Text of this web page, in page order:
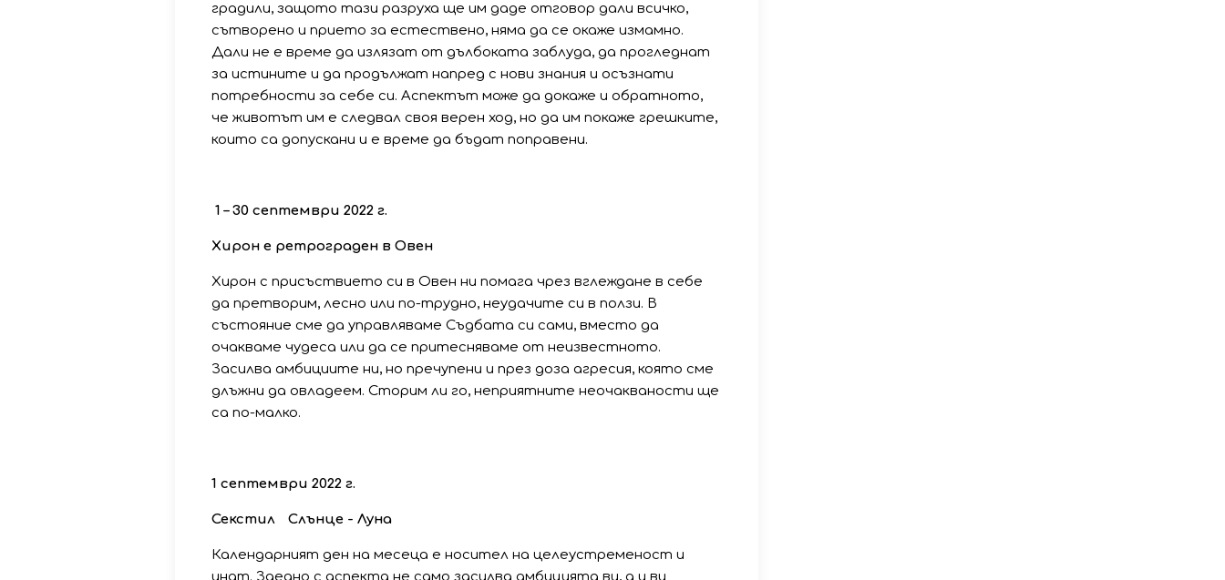
градили, защото тази разруха ще им даде отговор дали всичко,
сътворено и прието за естествено, няма да се окаже измамно.
Дали не е време да излязат от дълбоката заблуда, да прогледнат
за истините и да продължат напред с нови знания и осъзнати
потребности за себе си. Аспектът може да докаже и обратното,
че животът им е следвал своя верен ход, но да им покаже грешките,
които са допускани и е време да бъдат поправени.
1–30 септември 2022 г.
Хирон е ретрограден в Овен
Хирон с присъствието си в Овен ни помага чрез вглеждане в себе
да претворим, лесно или по-трудно, неудачите си в ползи. В
състояние сме да управляваме Съдбата си сами, вместо да
очакваме чудеса или да се притесняваме от неизвестното.
Засилва амбициите ни, но пречупени и през доза агресия, която сме
длъжни да овладеем. Сторим ли го, неприятните неочакваности ще
са по-малко.
1 септември 2022 г.
Секстил Слънце - Луна
Календарният ден на месеца е носител на целеустременост и
инат. Заедно с аспекта не само засилва амбицията ви, а и ви